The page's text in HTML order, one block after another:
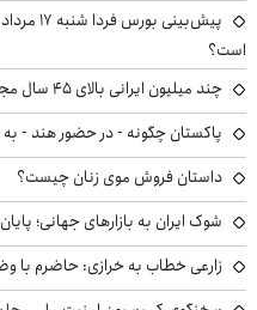
است؟
چند میلیون ایرانی بالای ۴۵ سال مجرد ماندند؛ پشت‌پرده چیست؟
پاکستان چگونه - در حضور هند -
داستان فروش موی زنان چیست؟
شوک ایران به بازارهای جهانی؛ پایان سلطه ۵۰ ساله
زارعی خطاب به خرازی: حاضرم با